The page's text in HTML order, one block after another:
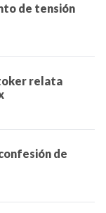
de tensión
relata
de